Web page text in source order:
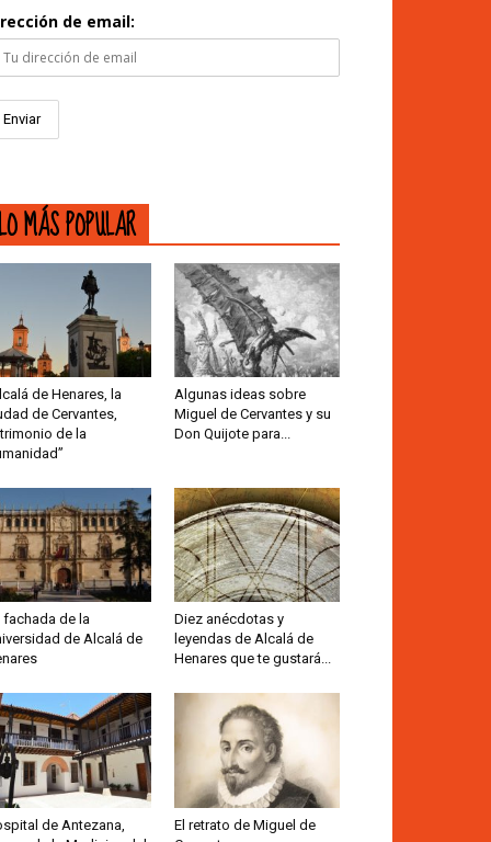
de email:
MÁS POPULAR
de Henares, la
de Cervantes,
de la
Algunas ideas sobre
Miguel de Cervantes y su
Don Quijote para...
fachada de la
de Alcalá de
Diez anécdotas y
leyendas de Alcalá de
Henares que te gustará...
de Antezana,
El retrato de Miguel de